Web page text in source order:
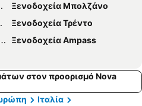
Ξενοδοχεία Μπολζάνο
Ξενοδοχεία Τρέντο
Ξενοδοχεία Ampass
στον προορισμό Nova
Ιταλία